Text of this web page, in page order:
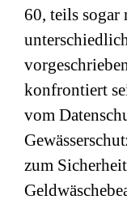
60, teils sogar
konfrontiert
vom
zum